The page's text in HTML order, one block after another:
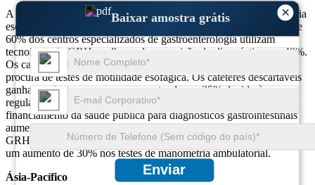
×
Baixar amostra grátis
Enviar
A Europa detém quase 30% do mercado de cateteres de manometria
esofágica, liderado pela Alemanha, França e Reino Unido. Mais de
60% dos centros especializados de gastroenterologia utilizam
tecnologia de GRH, melhorando a precisão do diagnóstico em 40%.
Os casos de DRGE na Europa aumentaram 25%, aumentando a
procura de testes de motilidade esofágica. Os cateteres descartáveis ​​
ganharam força, com o uso aumentando em 35% devido às
regulamentações de controle de infecções. Além disso, o
financiamento da saúde pública para diagnósticos gastrointestinais
aumentou 20%, apoiando uma adoção mais ampla de sistemas de
GRH. A mudança para diagnósticos minimamente invasivos levou a
um aumento de 30% nos testes de manometria ambulatorial.
Ásia-Pacífico